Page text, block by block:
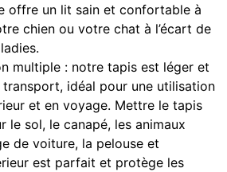
offre un lit sain et confortable à
chien ou votre chat à l’écart de
multiple : notre tapis est léger et
idéal pour une utilisation
et en voyage. Mettre le tapis
le sol, le canapé, les animaux
de voiture, la pelouse et
est parfait et protège les